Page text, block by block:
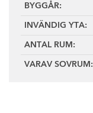
BYGGÅR:
INVÄNDIG YTA:
ANTAL RUM:
VARAV SOVRUM: